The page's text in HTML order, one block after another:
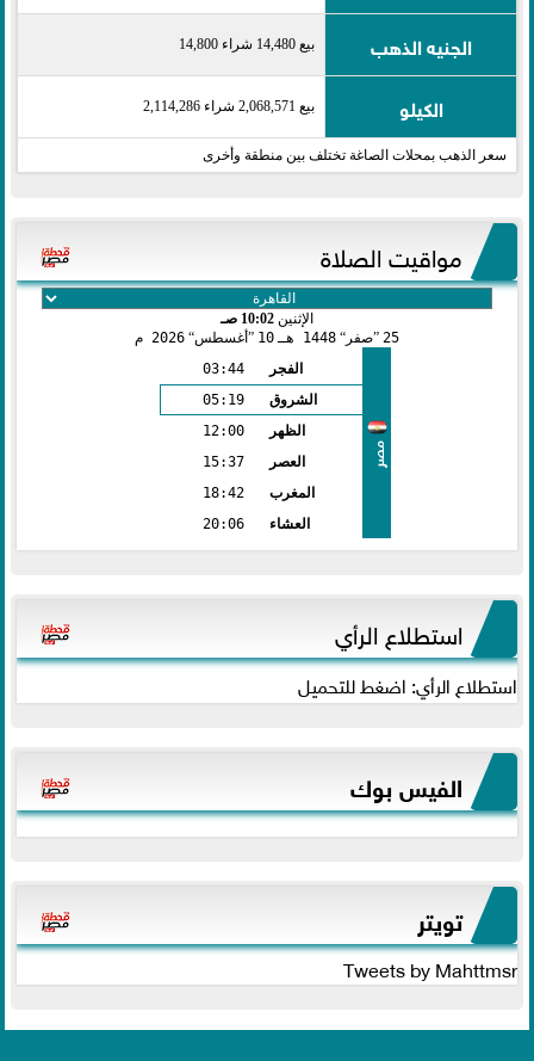
الجنيه الذهب بيع 14,480 شراء 14,800
الكيلو بيع 2,068,571 شراء 2,114,286
سعر الذهب بمحلات الصاغة تختلف بين منطقة وأخرى
مواقيت الصلاة
الإثنين 10:02 صـ
25 صفر 1448 هـ 10 أغسطس 2026 م
مصر
الفجر
03:44
الشروق
05:19
الظهر
12:00
العصر
15:37
المغرب
18:42
العشاء
20:06
استطلاع الرأي
استطلاع الرأي: اضغط للتحميل
الفيس بوك
تويتر
Tweets by Mahttmsr